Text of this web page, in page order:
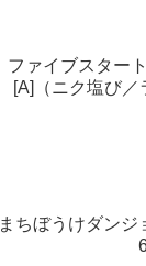
ファイブスター
[A]（ニク塩び／
まちぼうけダンジ